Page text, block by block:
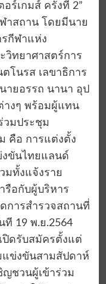
ร์เกมส์ ครั้งที่ 2”
าสถาน โดยมีนาย
กีฬาแห่ง
วิทยาศาสตร์การ
โนรส เลขาธิการ
ายอรรถ นานา อุป
างๆ พร้อมผู้แทน
วมประชุม
คือ การแต่งตั้ง
งขันไทยแลนด์
มทั้งแจ้งราย
รือกับผู้บริหาร
การสำรวจสถานที่
19 พ.ย.2564
ปิดรับสมัครตั้งแต่
ข่งขันสามสัปดาห์
ชวนผู้เข้าร่วม